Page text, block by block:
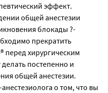
эффект.
общей анестезии
блокады ?-
прекратить
перед хирургическим
постепенно и
общей анестезии.
о том, что вы